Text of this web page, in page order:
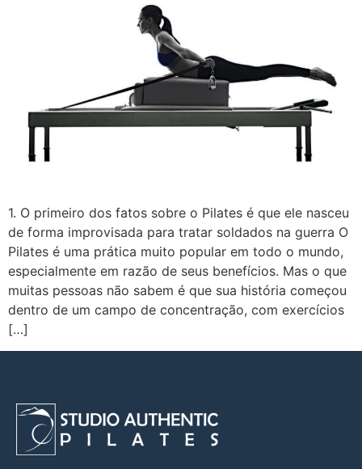
1. O primeiro dos fatos sobre o Pilates é que ele nasceu
de forma improvisada para tratar soldados na guerra O
Pilates é uma prática muito popular em todo o mundo,
especialmente em razão de seus benefícios. Mas o que
muitas pessoas não sabem é que sua história começou
dentro de um campo de concentração, com exercícios
[…]